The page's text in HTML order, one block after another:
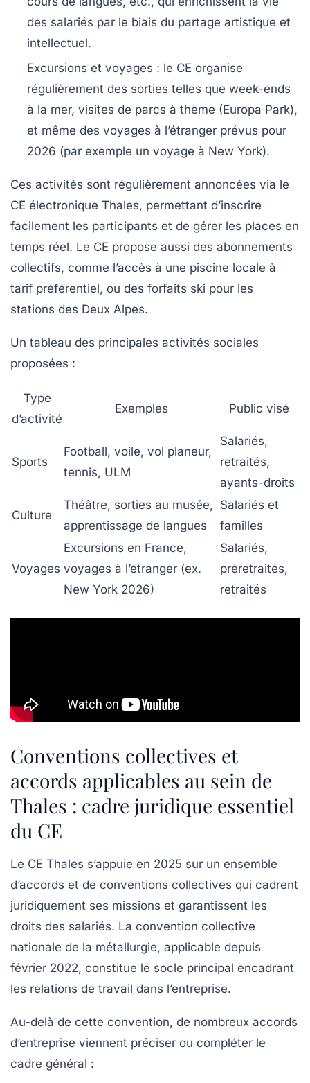
des salariés par le biais du partage artistique et
intellectuel.
Excursions et voyages : le CE organise
régulièrement des sorties telles que week-ends
à la mer, visites de parcs à thème (Europa Park),
et même des voyages à l’étranger prévus pour
2026 (par exemple un voyage à New York).
Ces activités sont régulièrement annoncées via le
CE électronique Thales, permettant d’inscrire
facilement les participants et de gérer les places en
temps réel. Le CE propose aussi des abonnements
collectifs, comme l’accès à une piscine locale à
tarif préférentiel, ou des forfaits ski pour les
stations des Deux Alpes.
Un tableau des principales activités sociales
proposées :
Type
d’activité
Exemples Public visé
Sports
Football, voile, vol planeur,
tennis, ULM
Salariés,
retraités,
ayants-droits
Culture
Théâtre, sorties au musée,
apprentissage de langues
Salariés et
familles
Voyages
Excursions en France,
voyages à l’étranger (ex.
New York 2026)
Salariés,
préretraités,
retraités
Conventions collectives et
accords applicables au sein de
Thales : cadre juridique essentiel
du CE
Le CE Thales s’appuie en 2025 sur un ensemble
d’accords et de conventions collectives qui cadrent
juridiquement ses missions et garantissent les
droits des salariés. La convention collective
nationale de la métallurgie, applicable depuis
février 2022, constitue le socle principal encadrant
les relations de travail dans l’entreprise.
Au-delà de cette convention, de nombreux accords
d’entreprise viennent préciser ou compléter le
cadre général :